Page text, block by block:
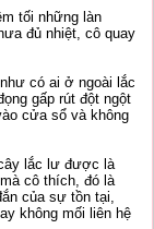
tối những làn
đủ nhiệt, cô quay
có ai ở ngoài lắc
gấp rút đột ngột
cửa sổ và không
lắc lư được là
cô thích, đó là
của sự tồn tại,
không mối liên hệ